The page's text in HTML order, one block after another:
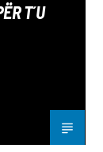
T´U